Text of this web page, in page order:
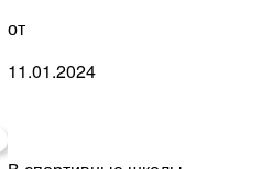
от
11.01.2024